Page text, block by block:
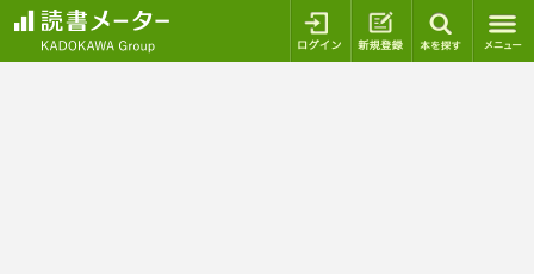
ログイン 新規登録